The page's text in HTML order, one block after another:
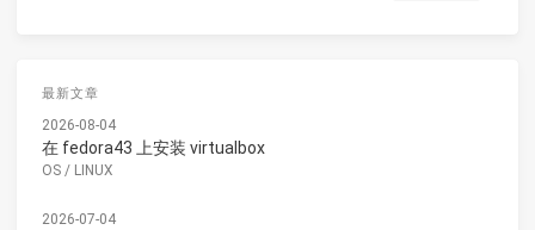
最新文章
2026-08-04
在 fedora43 上安装 virtualbox
OS / LINUX
2026-07-04